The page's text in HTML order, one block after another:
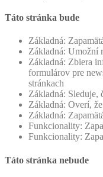
Táto stránka bude
Základná:
Základná: Umožní
Základná: Zbiera
formulárov pre
stránkach
Základná: Sleduje,
Základná: Overí,
Základná:
Funkcionality:
Funkcionality:
Táto stránka nebude